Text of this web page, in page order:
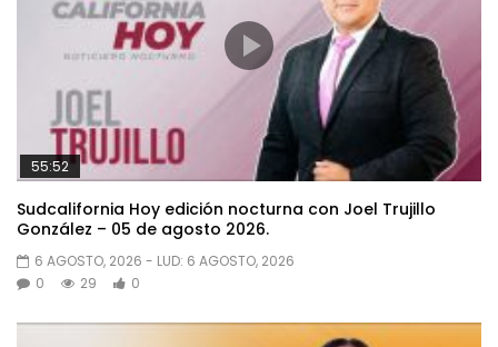
55:52
Sudcalifornia Hoy edición nocturna con Joel Trujillo
González – 05 de agosto 2026.
6 AGOSTO, 2026 - LUD: 6 AGOSTO, 2026
0
29 0